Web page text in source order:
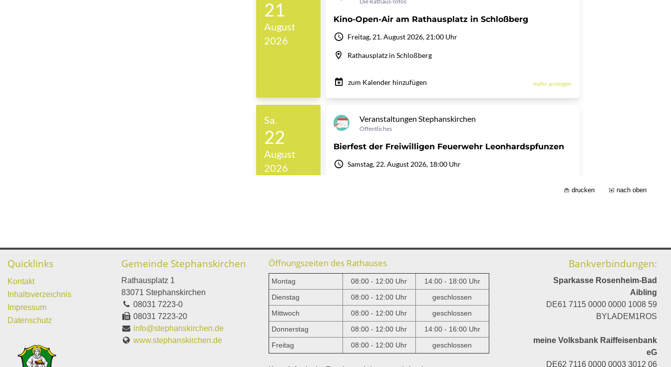
drucken nach oben
Quicklinks
Kontakt
Inhaltsverzeichnis
Impressum
Datenschutz
Gemeinde Stephanskirchen
Rathausplatz 1
83071 Stephanskirchen
08031 7223-0
08031 7223-20
info@stephanskirchen.de
www.stephanskirchen.de
Öffnungszeiten des Rathauses
Montag 08:00 - 12:00 Uhr
14:00 - 18:00 Uhr
Dienstag
08:00 - 12:00 Uhr
geschlossen
Mittwoch
08:00 - 12:00 Uhr
geschlossen
Donnerstag
08:00 - 12:00 Uhr
14:00 - 16:00 Uhr
Freitag
08:00 - 12:00 Uhr geschlossen
Bankverbindungen:
Sparkasse Rosenheim-Bad
Aibling
DE61 7115 0000 0000 1008 59
BYLADEM1ROS
meine Volksbank Raiffeisenbank
eG
DE62 7116 0000 0003 3012 06